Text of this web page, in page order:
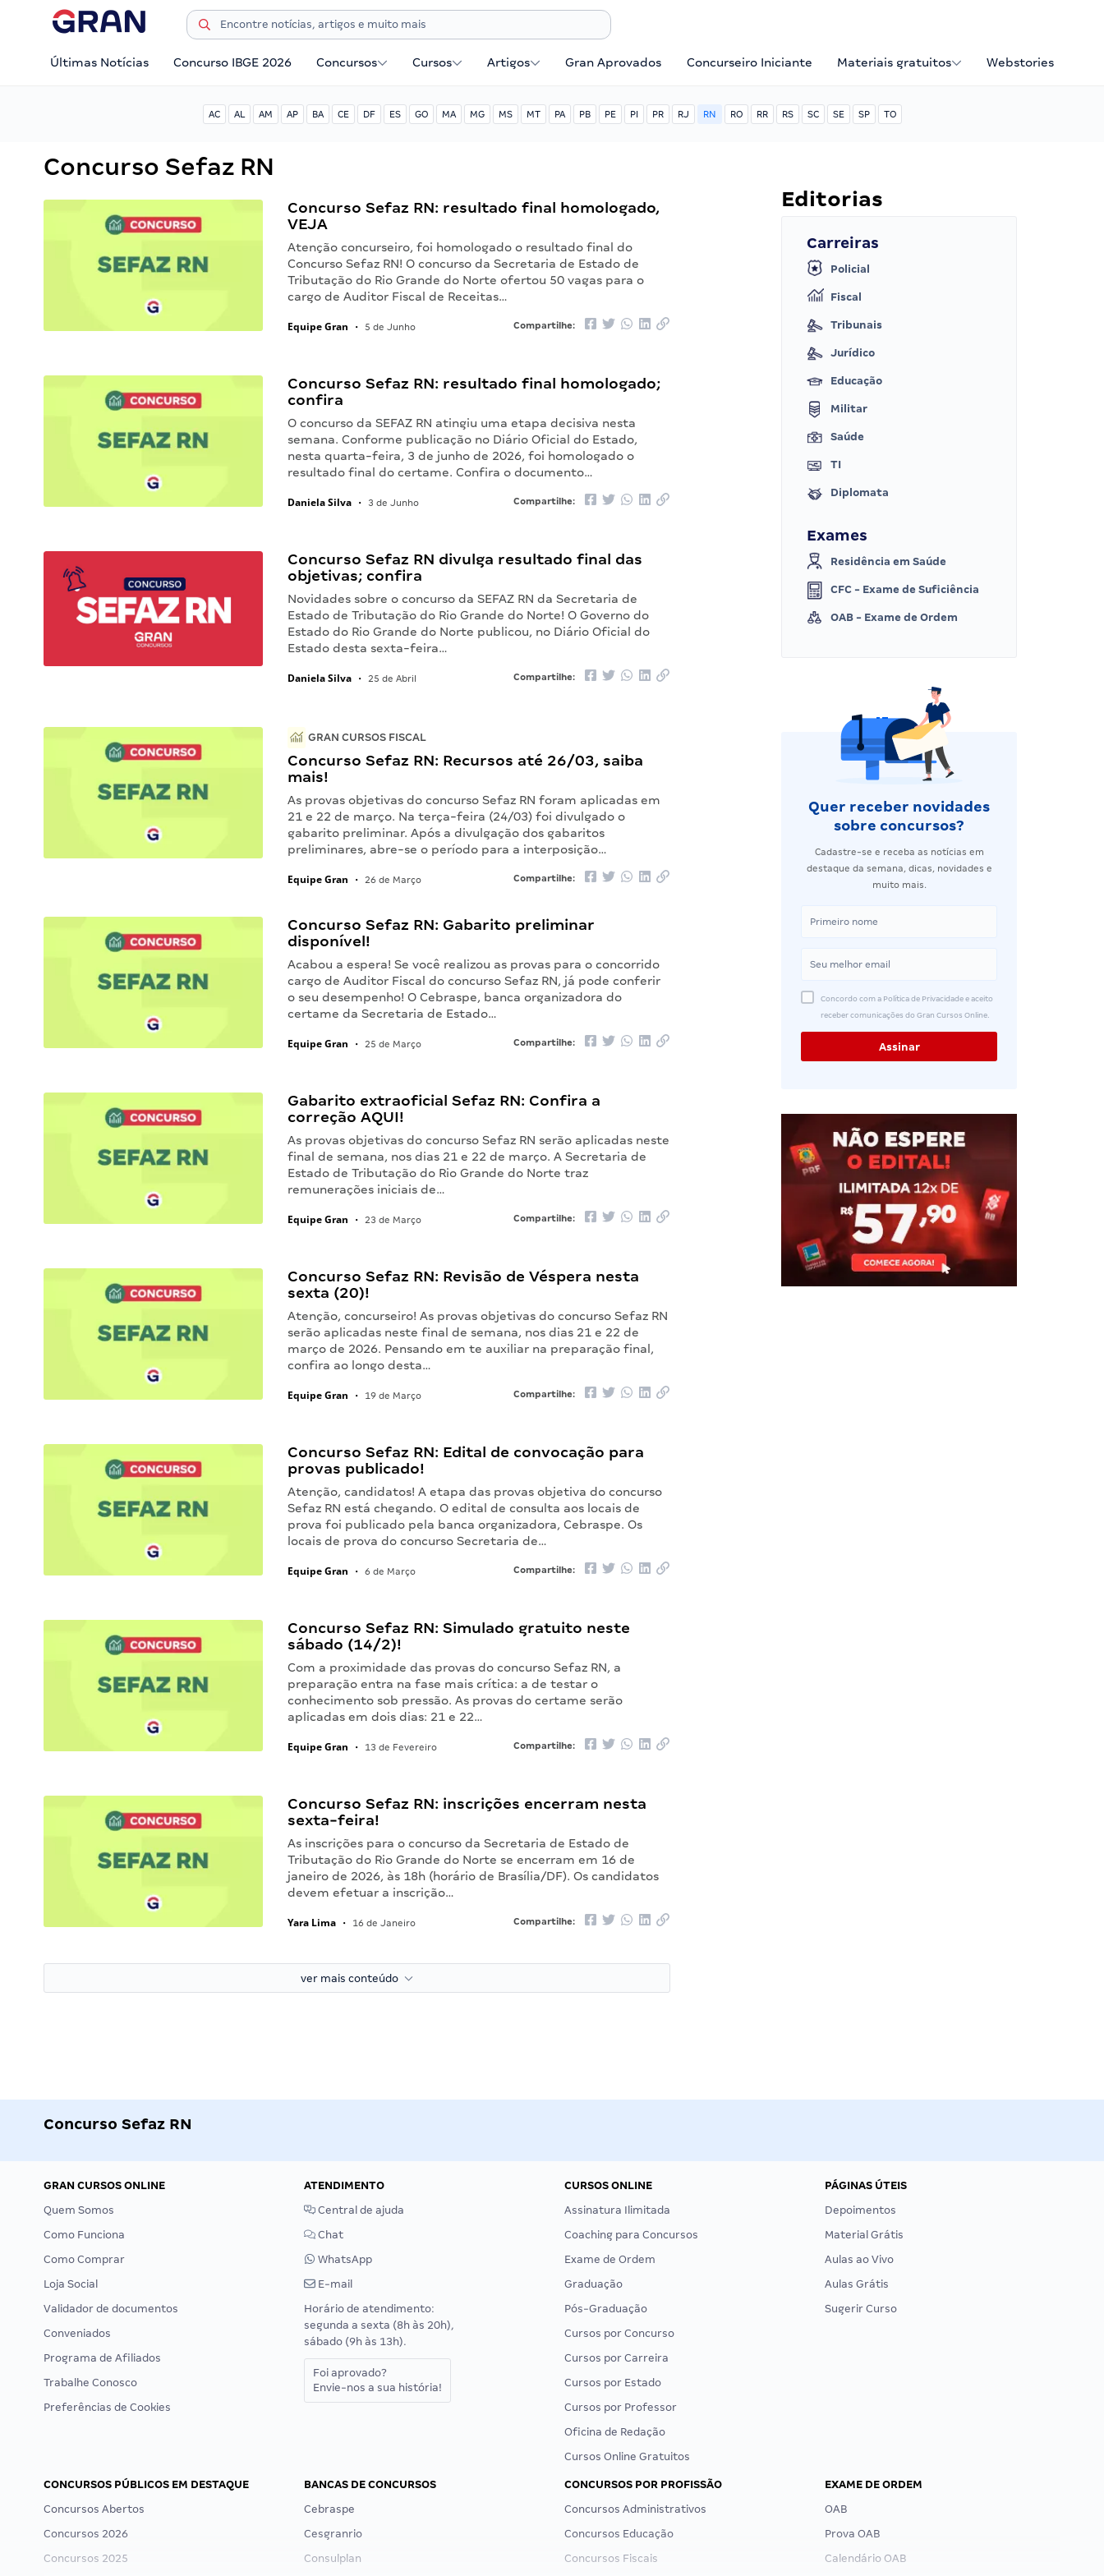
Últimas Notícias Concurso IBGE 2026 Concursos Cursos Artigos Gran Aprovados Concurseiro Iniciante Materiais gratuitos Webstories
AC AL AM AP BA CE DF ES GO MA MG MS MT PA PB PE PI PR RJ RN RO RR RS SC SE SP TO
Concurso Sefaz RN
Concurso Sefaz RN: resultado final homologado,
VEJA
Atenção concurseiro, foi homologado o resultado final do
Concurso Sefaz RN! O concurso da Secretaria de Estado de
Tributação do Rio Grande do Norte ofertou 50 vagas para o
cargo de Auditor Fiscal de Receitas…
Equipe Gran • 5 de Junho Compartilhe:
Concurso Sefaz RN: resultado final homologado;
confira
O concurso da SEFAZ RN atingiu uma etapa decisiva nesta
semana. Conforme publicação no Diário Oficial do Estado,
nesta quarta-feira, 3 de junho de 2026, foi homologado o
resultado final do certame. Confira o documento…
Daniela Silva • 3 de Junho Compartilhe:
Concurso Sefaz RN divulga resultado final das
objetivas; confira
Novidades sobre o concurso da SEFAZ RN da Secretaria de
Estado de Tributação do Rio Grande do Norte! O Governo do
Estado do Rio Grande do Norte publicou, no Diário Oficial do
Estado desta sexta-feira…
Daniela Silva • 25 de Abril Compartilhe:
GRAN CURSOS FISCAL
Concurso Sefaz RN: Recursos até 26/03, saiba
mais!
As provas objetivas do concurso Sefaz RN foram aplicadas em
21 e 22 de março. Na terça-feira (24/03) foi divulgado o
gabarito preliminar. Após a divulgação dos gabaritos
preliminares, abre-se o período para a interposição…
Equipe Gran • 26 de Março Compartilhe:
Concurso Sefaz RN: Gabarito preliminar
disponível!
Acabou a espera! Se você realizou as provas para o concorrido
cargo de Auditor Fiscal do concurso Sefaz RN, já pode conferir
o seu desempenho! O Cebraspe, banca organizadora do
certame da Secretaria de Estado…
Equipe Gran • 25 de Março Compartilhe:
Gabarito extraoficial Sefaz RN: Confira a
correção AQUI!
As provas objetivas do concurso Sefaz RN serão aplicadas neste
final de semana, nos dias 21 e 22 de março. A Secretaria de
Estado de Tributação do Rio Grande do Norte traz
remunerações iniciais de…
Equipe Gran • 23 de Março Compartilhe:
Concurso Sefaz RN: Revisão de Véspera nesta
sexta (20)!
Atenção, concurseiro! As provas objetivas do concurso Sefaz RN
serão aplicadas neste final de semana, nos dias 21 e 22 de
março de 2026. Pensando em te auxiliar na preparação final,
confira ao longo desta…
Equipe Gran • 19 de Março Compartilhe:
Concurso Sefaz RN: Edital de convocação para
provas publicado!
Atenção, candidatos! A etapa das provas objetiva do concurso
Sefaz RN está chegando. O edital de consulta aos locais de
prova foi publicado pela banca organizadora, Cebraspe. Os
locais de prova do concurso Secretaria de…
Equipe Gran • 6 de Março Compartilhe:
Concurso Sefaz RN: Simulado gratuito neste
sábado (14/2)!
Com a proximidade das provas do concurso Sefaz RN, a
preparação entra na fase mais crítica: a de testar o
conhecimento sob pressão. As provas do certame serão
aplicadas em dois dias: 21 e 22…
Equipe Gran • 13 de Fevereiro Compartilhe:
Concurso Sefaz RN: inscrições encerram nesta
sexta-feira!
As inscrições para o concurso da Secretaria de Estado de
Tributação do Rio Grande do Norte se encerram em 16 de
janeiro de 2026, às 18h (horário de Brasília/DF). Os candidatos
devem efetuar a inscrição…
Yara Lima • 16 de Janeiro Compartilhe:
ver mais conteúdo
Editorias
Carreiras
Policial
Fiscal
Tribunais
Jurídico
Educação
Militar
Saúde
TI
Diplomata
Exames
Residência em Saúde
CFC - Exame de Suficiência
OAB - Exame de Ordem
Quer receber novidades
sobre concursos?
Cadastre-se e receba as notícias em
destaque da semana, dicas, novidades e
muito mais.
Concordo com a Política de Privacidade e aceito
receber comunicações do Gran Cursos Online.
Concurso Sefaz RN
GRAN CURSOS ONLINE
Quem Somos
Como Funciona
Como Comprar
Loja Social
Validador de documentos
Conveniados
Programa de Afiliados
Trabalhe Conosco
Preferências de Cookies
ATENDIMENTO
Central de ajuda
Chat
WhatsApp
E-mail
Horário de atendimento:
segunda a sexta (8h às 20h),
sábado (9h às 13h).
Foi aprovado?
Envie-nos a sua história!
CURSOS ONLINE
Assinatura Ilimitada
Coaching para Concursos
Exame de Ordem
Graduação
Pós-Graduação
Cursos por Concurso
Cursos por Carreira
Cursos por Estado
Cursos por Professor
Oficina de Redação
Cursos Online Gratuitos
PÁGINAS ÚTEIS
Depoimentos
Material Grátis
Aulas ao Vivo
Aulas Grátis
Sugerir Curso
CONCURSOS PÚBLICOS EM DESTAQUE
Concursos Abertos
Concursos 2026
Concursos 2025
BANCAS DE CONCURSOS
Cebraspe
Cesgranrio
Consulplan
CONCURSOS POR PROFISSÃO
Concursos Administrativos
Concursos Educação
Concursos Fiscais
EXAME DE ORDEM
OAB
Prova OAB
Calendário OAB